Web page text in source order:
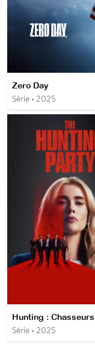
Zero Day
Série • 2025
Série • 2025